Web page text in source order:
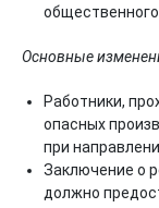
общественного
Основные
Работники,
опасных
при
Заключение о
должно